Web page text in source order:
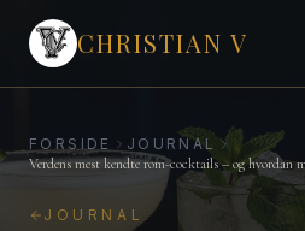
CHRISTIAN V
FORSIDE JOURNAL
JOURNAL